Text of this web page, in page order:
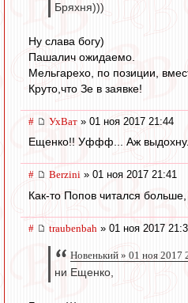
Бряхня)))
Ну слава богу)
Пашалич ожидаемо.
Мельгарехо, по позиции,
Круто,что Зе в заявке!
# УхВат » 01 ноя 2017 21:44
Ещенко!! Уффф... Аж
# Berzini » 01 ноя 2017 21:41
Как-то Попов читался
# traubenbah » 01 ноя 2017
Новенький » 01 ноя 2017
ни Ещенко,